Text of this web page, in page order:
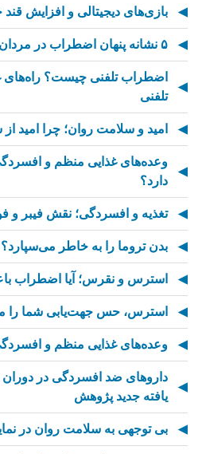
بازی‌های دیجیتالی و افزایش قند
۵ نشانه پنهان اضطراب در مردان که کمتر شناخته شده‌اند
اضطراب تلفنی چیست؟ راه‌های
تلفنی
امید و سلامت روان؛ چرا امید
وعده‌های غذایی منظم و
دارد؟
تغذیه و افسردگی؛ نقش فیبر و
بدن تروما را به خاطر
استرس و نقرس؛ آیا اضطراب
استرس، حس جهت‌یابی شما را
وعده‌های غذایی منظم و
داروهای ضد افسردگی در دوران
یافته جدید پژوهش
بی توجهی به سلامت روان در